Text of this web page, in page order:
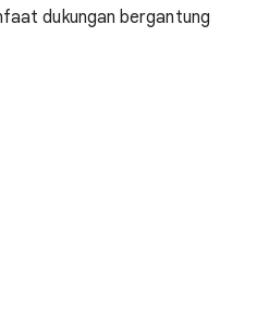
dukungan bergantung